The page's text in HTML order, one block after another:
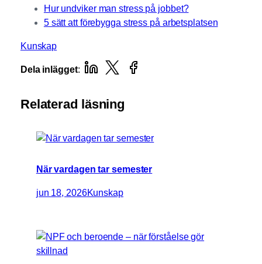
Hur undviker man stress på jobbet?
5 sätt att förebygga stress på arbetsplatsen
Kunskap
Dela inlägget:
Relaterad läsning
När vardagen tar semester
jun 18, 2026Kunskap